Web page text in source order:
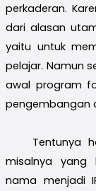
perkaderan.
dari alasan
yaitu untuk
pelajar. Namun
awal program
pengembangan
Tentunya
misalnya yang
nama menjadi